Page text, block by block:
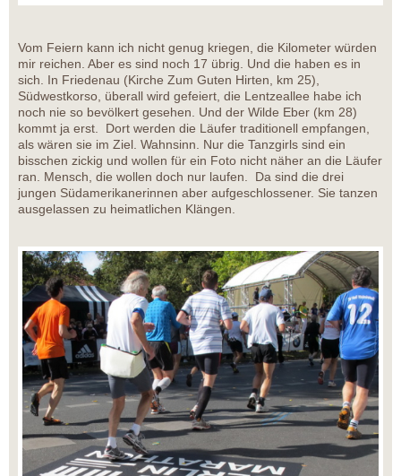
Vom Feiern kann ich nicht genug kriegen, die Kilometer würden
mir reichen. Aber es sind noch 17 übrig. Und die haben es in
sich. In Friedenau (Kirche Zum Guten Hirten, km 25),
Südwestkorso, überall wird gefeiert, die Lentzeallee habe ich
noch nie so bevölkert gesehen. Und der Wilde Eber (km 28)
kommt ja erst. Dort werden die Läufer traditionell empfangen,
als wären sie im Ziel. Wahnsinn. Nur die Tanzgirls sind ein
bisschen zickig und wollen für ein Foto nicht näher an die Läufer
ran. Mensch, die wollen doch nur laufen. Da sind die drei
jungen Südamerikanerinnen aber aufgeschlossener. Sie tanzen
ausgelassen zu heimatlichen Klängen.